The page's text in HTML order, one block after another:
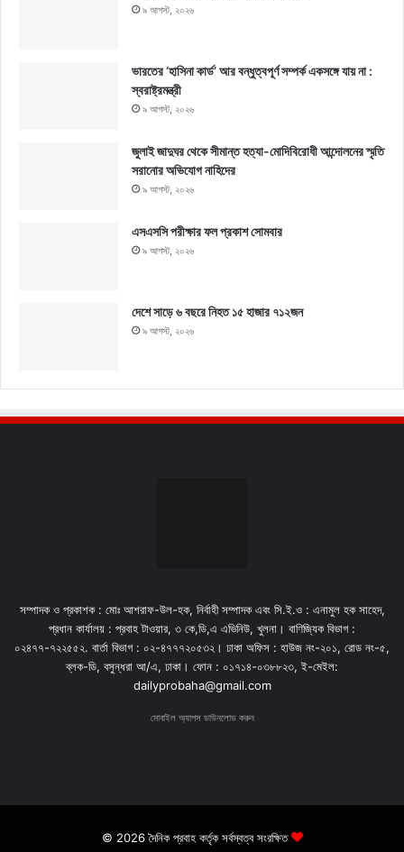
৯ আগস্ট, ২০২৬
ভারতের ‘হাসিনা কার্ড’ আর বন্ধুত্বপূর্ণ সম্পর্ক একসঙ্গে যায় না :
স্বরাষ্ট্রমন্ত্রী
৯ আগস্ট, ২০২৬
জুলাই জাদুঘর থেকে সীমান্ত হত্যা-মোদিবিরোধী আন্দোলনের স্মৃতি
সরানোর অভিযোগ নাহিদের
৯ আগস্ট, ২০২৬
এসএসসি পরীক্ষার ফল প্রকাশ সোমবার
৯ আগস্ট, ২০২৬
দেশে সাড়ে ৬ বছরে নিহত ১৫ হাজার ৭১২জন
৯ আগস্ট, ২০২৬
সম্পাদক ও প্রকাশক : মোঃ আশরাফ-উল-হক, নির্বাহী সম্পাদক এবং সি.ই.ও : এনামুল হক সাহেদ,
প্রধান কার্যালয় : প্রবাহ টাওয়ার, ৩ কে,ডি,এ এভিনিউ, খুলনা। বাণিজ্যিক বিভাগ :
০২৪৭৭-৭২২৫৫২. বার্তা বিভাগ : ০২-৪৭৭৭২০৫৩২। ঢাকা অফিস : হাউজ নং-২০১, রোড নং-৫,
ব্লক-ডি, বসুন্ধরা আ/এ, ঢাকা। ফোন : ০১৭১৪-০৩৮৮২৩, ই-মেইল:
dailyprobaha@gmail.com
মোবাইল অ্যাপস ডাউনলোড করুন
© 2026 দৈনিক প্রবাহ কর্তৃক সর্বস্বত্ব সংরক্ষিত